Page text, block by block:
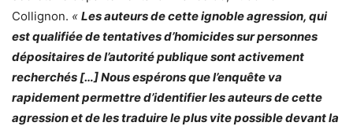
Collignon. « Les auteurs de cette ignoble agression, qui
est qualifiée de tentatives d’homicides sur personnes
dépositaires de l’autorité publique sont activement
recherchés […] Nous espérons que l’enquête va
rapidement permettre d’identifier les auteurs de cette
agression et de les traduire le plus vite possible devant la